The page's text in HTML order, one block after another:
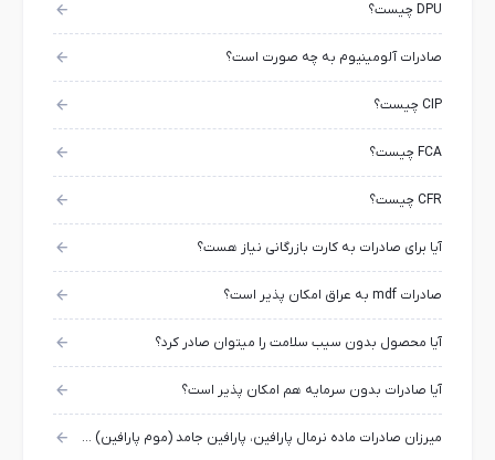
DPU چیست؟
صادرات آلومینیوم به چه صورت است؟
CIP چیست؟
FCA چیست؟
CFR چیست؟
آیا برای صادرات به کارت بازرگانی نیاز هست؟
صادرات mdf به عراق امکان پذیر است؟
آیا محصول بدون سیب سلامت را میتوان صادر کرد؟
آیا صادرات بدون سرمایه هم امکان پذیر است؟
میرزان صادرات ماده نرمال پارافین، پارافین جامد (موم پارافین) چقدر است؟